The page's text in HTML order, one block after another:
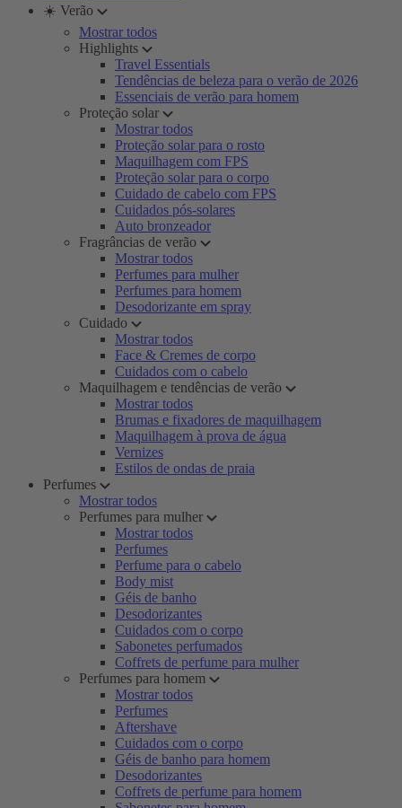
☀️ Verão
Mostrar todos
Highlights
Travel Essentials
Tendências de beleza para o verão de 2026
Essenciais de verão para homem
Proteção solar
Mostrar todos
Proteção solar para o rosto
Maquilhagem com FPS
Proteção solar para o corpo
Cuidado de cabelo com FPS
Cuidados pós-solares
Auto bronzeador
Fragrâncias de verão
Mostrar todos
Perfumes para mulher
Perfumes para homem
Desodorizante em spray
Cuidado
Mostrar todos
Face & Cremes de corpo
Cuidados com o cabelo
Maquilhagem e tendências de verão
Mostrar todos
Brumas e fixadores de maquilhagem
Maquilhagem à prova de água
Vernizes
Estilos de ondas de praia
Perfumes
Mostrar todos
Perfumes para mulher
Mostrar todos
Perfumes
Perfume para o cabelo
Body mist
Géis de banho
Desodorizantes
Cuidados com o corpo
Sabonetes perfumados
Coffrets de perfume para mulher
Perfumes para homem
Mostrar todos
Perfumes
Aftershave
Cuidados com o corpo
Géis de banho para homem
Desodorizantes
Coffrets de perfume para homem